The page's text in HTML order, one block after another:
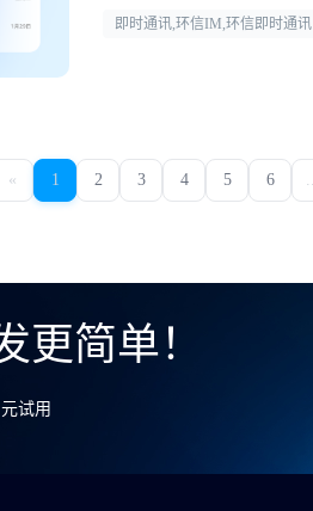
即时通讯,环信IM,环信即时通讯
« 1 2 3 4 5 6
更简单！
试用